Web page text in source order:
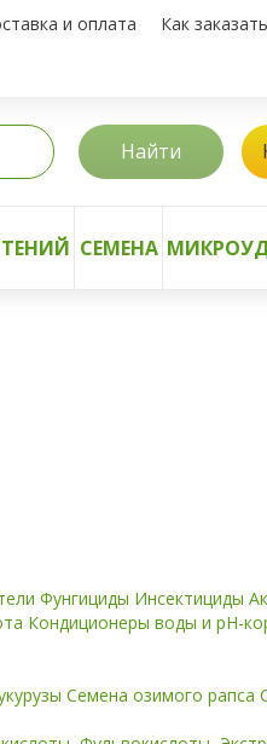
и оплата Как заказать
Найти
СЕМЕНА
Фунгициды Инсектициды
Кондиционеры воды и pH-
Семена озимого рапса